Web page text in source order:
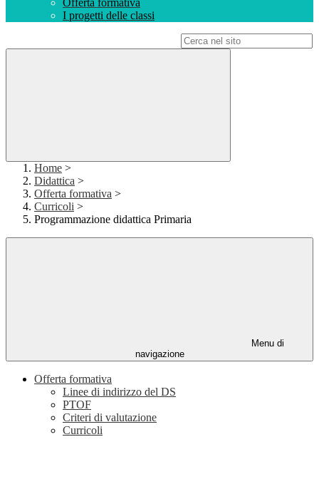
Offerta formativa
I progetti delle classi
Home >
Didattica >
Offerta formativa >
Curricoli >
Programmazione didattica Primaria
Menu di
navigazione
Offerta formativa
Linee di indirizzo del DS
PTOF
Criteri di valutazione
Curricoli